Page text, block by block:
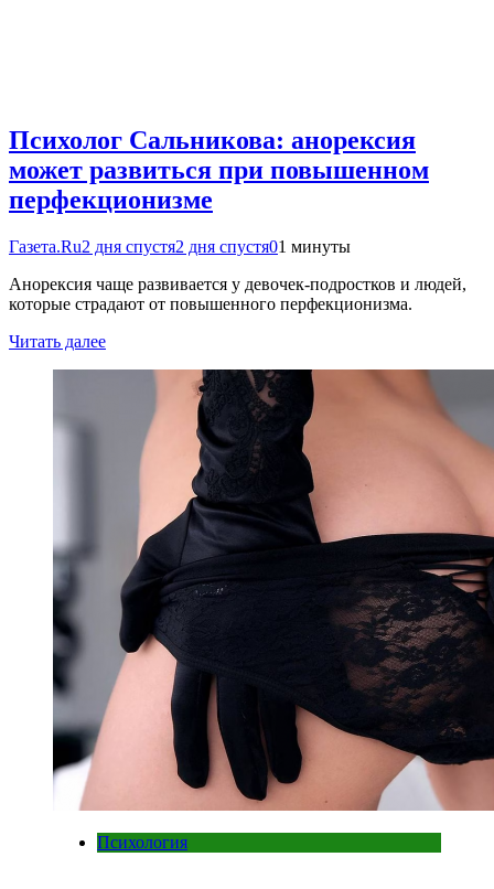
Психолог Сальникова: анорексия
может развиться при повышенном
перфекционизме
Газета.Ru2 дня спустя2 дня спустя01 минуты
Анорексия чаще развивается у девочек-подростков и людей,
которые страдают от повышенного перфекционизма.
Читать далее
Психология